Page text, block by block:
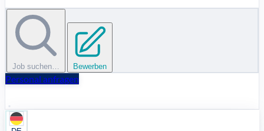
Job suchen… Bewerben
Personal anfragen